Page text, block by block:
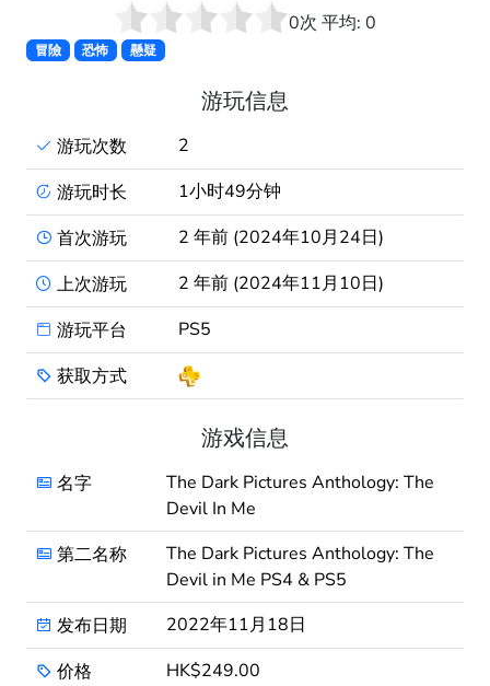
0次 平均: 0
冒險 恐怖 懸疑
游玩信息
游玩次数
2
游玩时长
1小时49分钟
首次游玩
2 年前 (2024年10月24日)
上次游玩
2 年前 (2024年11月10日)
游玩平台
PS5
获取方式
游戏信息
名字
The Dark Pictures Anthology: The
Devil In Me
第二名称
The Dark Pictures Anthology: The
Devil in Me PS4 & PS5
发布日期
2022年11月18日
价格
HK$249.00